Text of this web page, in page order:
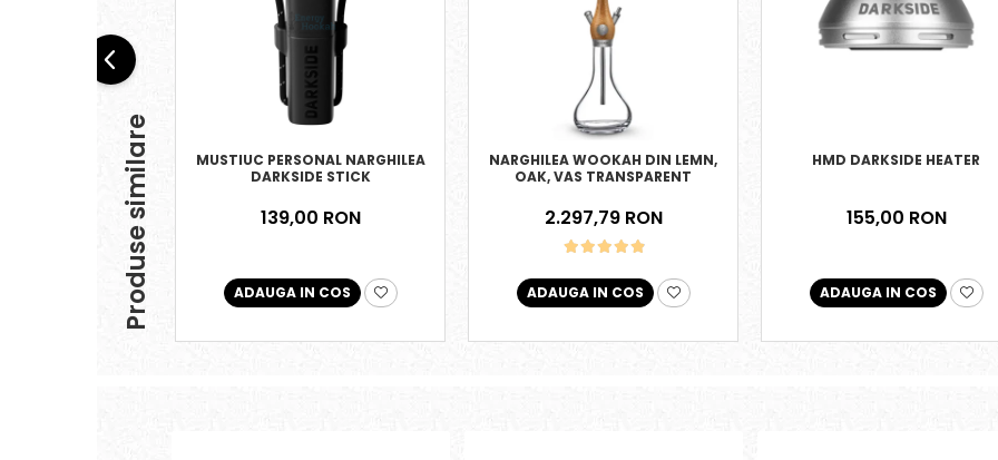
Produse similare
MUSTIUC PERSONAL NARGHILEA
DARKSIDE STICK
139,00 RON
ADAUGA IN COS
NARGHILEA WOOKAH DIN LEMN,
OAK, VAS TRANSPARENT
2.297,79 RON
ADAUGA IN COS
HMD DARKSIDE HEATER
155,00 RON
ADAUGA IN COS